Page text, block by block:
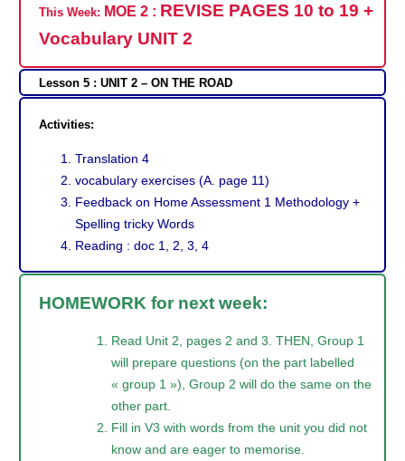
This Week: MOE 2 : REVISE PAGES 10 to 19 +
Vocabulary UNIT 2
Lesson 5 : UNIT 2 – ON THE ROAD
Activities:
Translation 4
vocabulary exercises (A. page 11)
Feedback on Home Assessment 1 Methodology +
Spelling tricky Words
Reading : doc 1, 2, 3, 4
HOMEWORK for next week:
Read Unit 2, pages 2 and 3. THEN, Group 1
will prepare questions (on the part labelled
« group 1 »), Group 2 will do the same on the
other part.
Fill in V3 with words from the unit you did not
know and are eager to memorise.